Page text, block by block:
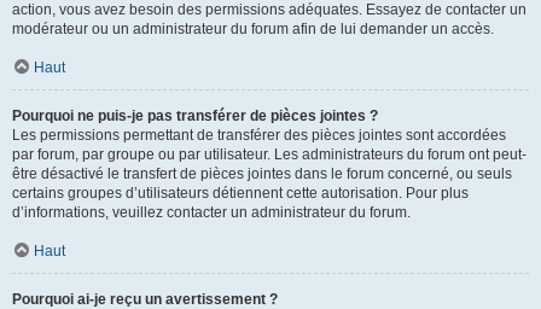
action, vous avez besoin des permissions adéquates. Essayez de contacter un
modérateur ou un administrateur du forum afin de lui demander un accès.
Haut
Pourquoi ne puis-je pas transférer de pièces jointes ?
Les permissions permettant de transférer des pièces jointes sont accordées
par forum, par groupe ou par utilisateur. Les administrateurs du forum ont peut-
être désactivé le transfert de pièces jointes dans le forum concerné, ou seuls
certains groupes d’utilisateurs détiennent cette autorisation. Pour plus
d’informations, veuillez contacter un administrateur du forum.
Haut
Pourquoi ai-je reçu un avertissement ?